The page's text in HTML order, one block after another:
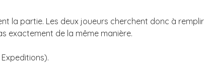
la partie. Les deux joueurs cherchent donc à remplir
exactement de la même manière.